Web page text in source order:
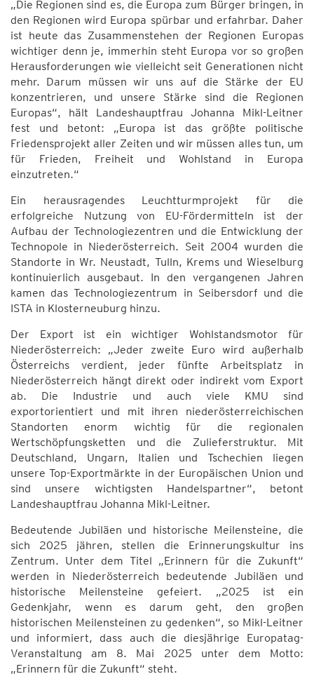
„Die Regionen sind es, die Europa zum Bürger bringen, in
den Regionen wird Europa spürbar und erfahrbar. Daher
ist heute das Zusammenstehen der Regionen Europas
wichtiger denn je, immerhin steht Europa vor so großen
Herausforderungen wie vielleicht seit Generationen nicht
mehr. Darum müssen wir uns auf die Stärke der EU
konzentrieren, und unsere Stärke sind die Regionen
Europas“, hält Landeshauptfrau Johanna Mikl-Leitner
fest und betont: „Europa ist das größte politische
Friedensprojekt aller Zeiten und wir müssen alles tun, um
für Frieden, Freiheit und Wohlstand in Europa
einzutreten.“
Ein herausragendes Leuchtturmprojekt für die
erfolgreiche Nutzung von EU-Fördermitteln ist der
Aufbau der Technologiezentren und die Entwicklung der
Technopole in Niederösterreich. Seit 2004 wurden die
Standorte in Wr. Neustadt, Tulln, Krems und Wieselburg
kontinuierlich ausgebaut. In den vergangenen Jahren
kamen das Technologiezentrum in Seibersdorf und die
ISTA in Klosterneuburg hinzu.
Der Export ist ein wichtiger Wohlstandsmotor für
Niederösterreich: „Jeder zweite Euro wird außerhalb
Österreichs verdient, jeder fünfte Arbeitsplatz in
Niederösterreich hängt direkt oder indirekt vom Export
ab. Die Industrie und auch viele KMU sind
exportorientiert und mit ihren niederösterreichischen
Standorten enorm wichtig für die regionalen
Wertschöpfungsketten und die Zulieferstruktur. Mit
Deutschland, Ungarn, Italien und Tschechien liegen
unsere Top-Exportmärkte in der Europäischen Union und
sind unsere wichtigsten Handelspartner“, betont
Landeshauptfrau Johanna Mikl-Leitner.
Bedeutende Jubiläen und historische Meilensteine, die
sich 2025 jähren, stellen die Erinnerungskultur ins
Zentrum. Unter dem Titel „Erinnern für die Zukunft“
werden in Niederösterreich bedeutende Jubiläen und
historische Meilensteine gefeiert. „2025 ist ein
Gedenkjahr, wenn es darum geht, den großen
historischen Meilensteinen zu gedenken“, so Mikl-Leitner
und informiert, dass auch die diesjährige Europatag-
Veranstaltung am 8. Mai 2025 unter dem Motto:
„Erinnern für die Zukunft“ steht.